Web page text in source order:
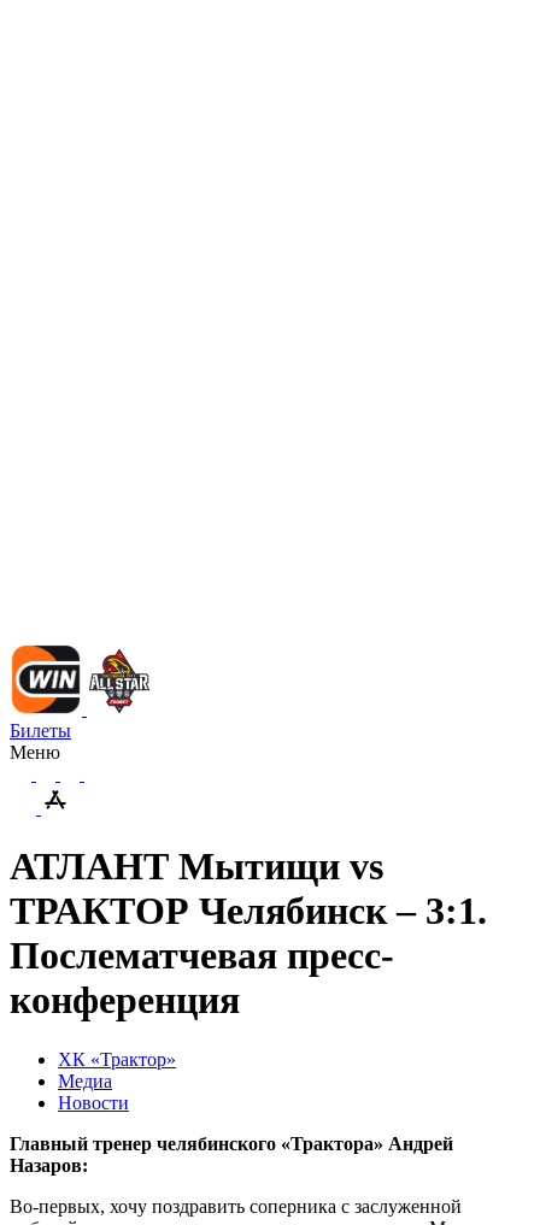
Билеты
Меню
АТЛАНТ Мытищи vs
ТРАКТОР Челябинск – 3:1.
Послематчевая пресс-
конференция
ХК «Трактор»
Медиа
Новости
Главный тренер челябинского «Трактора» Андрей
Назаров:
Во-первых, хочу поздравить соперника с заслуженной